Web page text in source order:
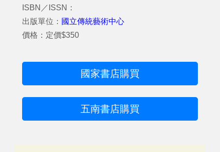
ISBN／ISSN：
出版單位： 國立傳統藝術中心
價格：定價$350
國家書店購買
五南書店購買